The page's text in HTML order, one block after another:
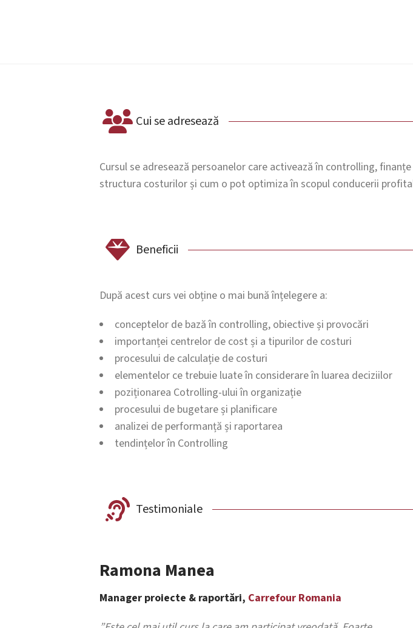
Cui se adresează
Cursul se adresează persoanelor care activează în controlling,
structura costurilor și cum o pot optimiza în scopul conducerii
Beneficii
După acest curs vei obține o mai bună înțelegere a:
conceptelor de bază în controlling, obiective și provocări
importanței centrelor de cost și a tipurilor de costuri
procesului de calculație de costuri
elementelor ce trebuie luate în considerare în luarea deciziilor
poziționarea Cotrolling-ului în organizație
procesului de bugetare și planificare
analizei de performanță și raportarea
tendințelor în Controlling
Testimoniale
Ramona Manea
Manager proiecte & raportări, Carrefour Romania